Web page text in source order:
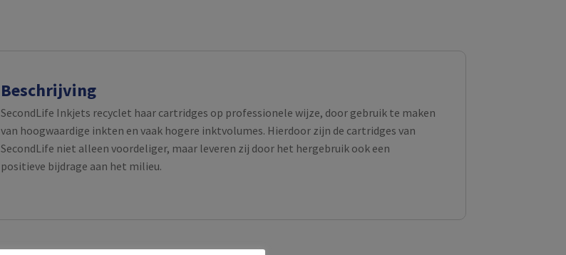
Beschrijving
SecondLife Inkjets recyclet haar cartridges op professionele wijze, door gebruik te maken
van hoogwaardige inkten en vaak hogere inktvolumes. Hierdoor zijn de cartridges van
SecondLife niet alleen voordeliger, maar leveren zij door het hergebruik ook een
positieve bijdrage aan het milieu.